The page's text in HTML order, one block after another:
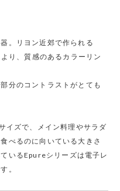
。リヨン近郊で作られる
り、質感のあるカラーリン
分のコントラストがとても
イズで、メイン料理やサラダ
べるのに向いている大きさ
いるEpureシリーズは電子レ
。